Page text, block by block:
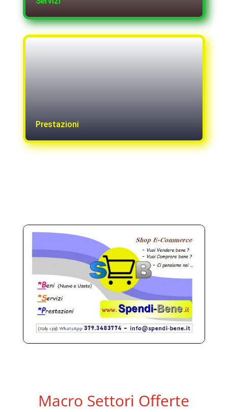
Prestazioni
Macro Settori Offerte